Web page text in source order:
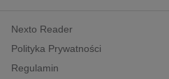
polityka, społeczno-
psychologiczne
inne
Nexto Reader
Polityka Prywatności
Regulamin